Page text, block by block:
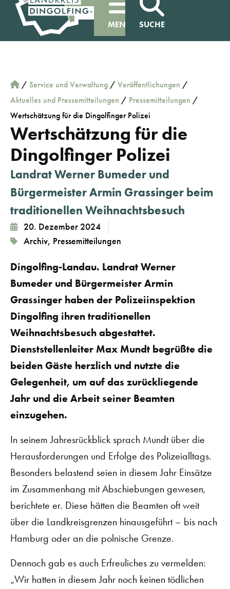
MENÜ SUCHE
/ Service und Verwaltung / Veröffentlichungen /
Aktuelles und Pressemitteilungen / Pressemitteilungen /
Wertschätzung für die Dingolfinger Polizei
Wertschätzung für die
Dingolfinger Polizei
Landrat Werner Bumeder und
Bürgermeister Armin Grassinger beim
traditionellen Weihnachtsbesuch
20. Dezember 2024
Archiv, Pressemitteilungen
Dingolfing-Landau. Landrat Werner
Bumeder und Bürgermeister Armin
Grassinger haben der Polizeiinspektion
Dingolfing ihren traditionellen
Weihnachtsbesuch abgestattet.
Dienststellenleiter Max Mundt begrüßte die
beiden Gäste herzlich und nutzte die
Gelegenheit, um auf das zurückliegende
Jahr und die Arbeit seiner Beamten
einzugehen.
In seinem Jahresrückblick sprach Mundt über die
Herausforderungen und Erfolge des Polizeialltags.
Besonders belastend seien in diesem Jahr Einsätze
im Zusammenhang mit Abschiebungen gewesen,
berichtete er. Diese hätten die Beamten oft weit
über die Landkreisgrenzen hinausgeführt – bis nach
Hamburg oder an die polnische Grenze.
Dennoch gab es auch Erfreuliches zu vermelden:
„Wir hatten in diesem Jahr noch keinen tödlichen